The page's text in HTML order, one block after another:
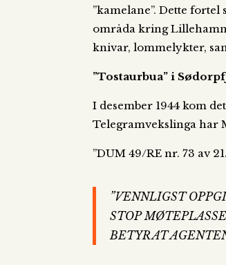
”kamelane”. Dette
områda kring
knivar, lommelykter,
”Tostaurbua” i
I desember 1944 kom
Telegramvekslinga har
”DUM 49/RE nr. 73 av
”VENNLIGST
STOP
BETYR AT